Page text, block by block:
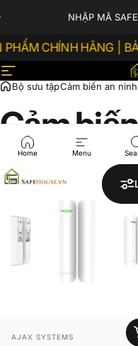
NHẬP MÃ
CHÍNH HÃNG |
Menu trang web
Home Menu
Bộ sưu tậpCảm biến an ninh
Cảmbiến
Người bán:
AJAX SYSTEMS